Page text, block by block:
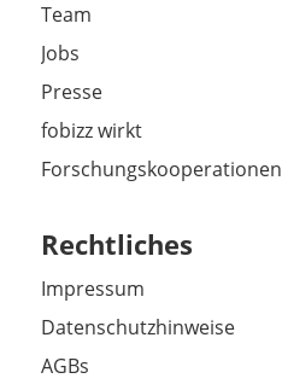
Team
Jobs
Presse
fobizz wirkt
Forschungskooperationen
Rechtliches
Impressum
Datenschutzhinweise
AGBs